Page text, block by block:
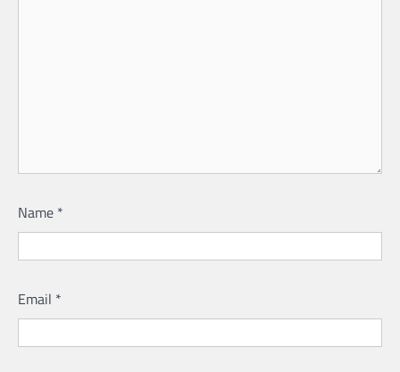
Name *
Email *